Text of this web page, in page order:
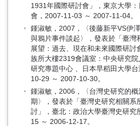
1931年國際研討會」，東京大學
會，2007-11-03 ～ 2007-11-04。
鍾淑敏，2007，〈後藤新平VS伊
與鴉片事件談起〉，發表於「臺灣
展望：過去、現在和未來國際研討
族所大樓2319會議室：中央研究
研究專題中心 、日本早稻田大學
10-29 ～ 2007-10-30。
鍾淑敏，2006，〈台灣史研究的
期〉，發表於「臺灣史研究相關系
討」，臺北：政治大學臺灣史研究
15 ～ 2006-12-17。